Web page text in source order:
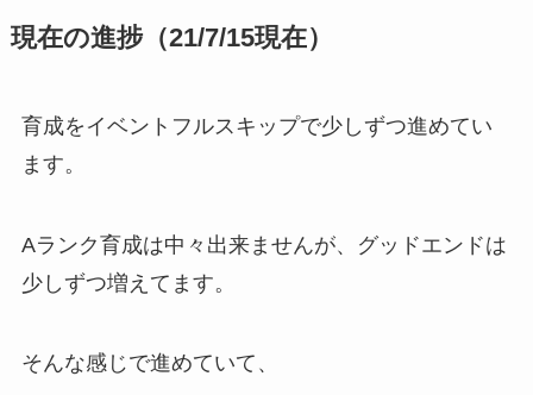
現在の進捗（21/7/15現在）
育成をイベントフルスキップで少しずつ進めてい
ます。
Aランク育成は中々出来ませんが、グッドエンドは
少しずつ増えてます。
そんな感じで進めていて、